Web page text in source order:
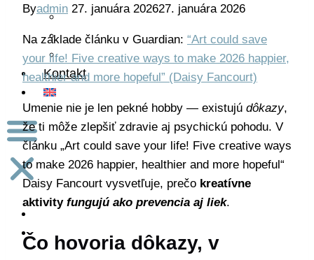
Umenie
Móda
Dizajn
Kontakt
mne
Byadmin 27. januára 202627. januára 2026
Na základe článku v Guardian: “Art could save
your life! Five creative ways to make 2026 happier,
healthier and more hopeful” (Daisy Fancourt)
Umenie nie je len pekné hobby — existujú dôkazy,
že ti môže zlepšiť zdravie aj psychickú pohodu. V
článku „Art could save your life! Five creative ways
to make 2026 happier, healthier and more hopeful“
Daisy Fancourt vysvetľuje, prečo kreatívne
aktivity fungujú ako prevencia aj liek.
Čo hovoria dôkazy, v